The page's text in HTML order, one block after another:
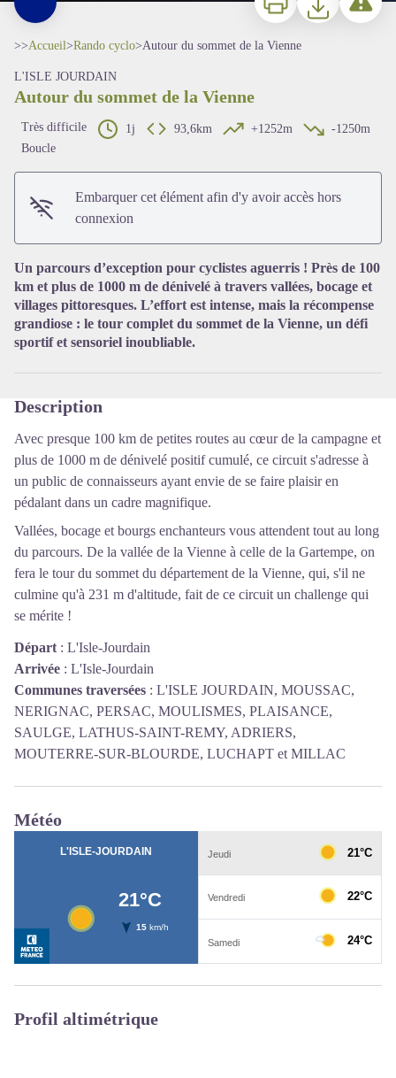
Voir l'image en plein écran
>>Accueil>Rando cyclo>Autour du sommet de la Vienne
L'ISLE JOURDAIN
Autour du sommet de la Vienne
Très difficile 1j 93,6km +1252m
-1250m
Boucle
Embarquer cet élément afin d'y avoir accès hors
connexion
Un parcours d’exception pour cyclistes aguerris ! Près de 100
km et plus de 1000 m de dénivelé à travers vallées, bocage et
villages pittoresques. L’effort est intense, mais la récompense
grandiose : le tour complet du sommet de la Vienne, un défi
sportif et sensoriel inoubliable.
Description
Avec presque 100 km de petites routes au cœur de la campagne et
plus de 1000 m de dénivelé positif cumulé, ce circuit s'adresse à
un public de connaisseurs ayant envie de se faire plaisir en
pédalant dans un cadre magnifique.
Vallées, bocage et bourgs enchanteurs vous attendent tout au long
du parcours. De la vallée de la Vienne à celle de la Gartempe, on
fera le tour du sommet du département de la Vienne, qui, s'il ne
culmine qu'à 231 m d'altitude, fait de ce circuit un challenge qui
se mérite !
Départ : L'Isle-Jourdain
Arrivée : L'Isle-Jourdain
Communes traversées : L'ISLE JOURDAIN, MOUSSAC,
NERIGNAC, PERSAC, MOULISMES, PLAISANCE,
SAULGE, LATHUS-SAINT-REMY, ADRIERS,
MOUTERRE-SUR-BLOURDE, LUCHAPT et MILLAC
Météo
Profil altimétrique